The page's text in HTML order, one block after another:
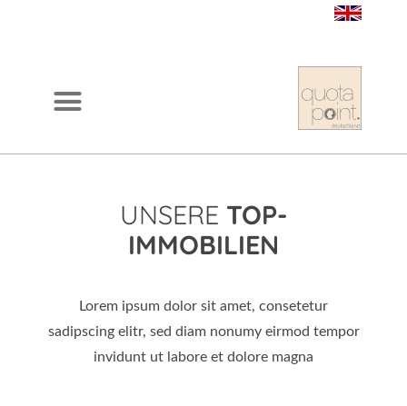
UNSERE TOP-
IMMOBILIEN
Lorem ipsum dolor sit amet, consetetur
sadipscing elitr, sed diam nonumy eirmod tempor
invidunt ut labore et dolore magna